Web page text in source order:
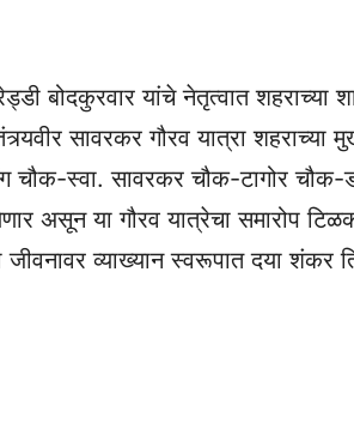
बोदकुरवार यांचे नेतृत्वात शहराच्या
सावरकर गौरव यात्रा शहराच्या
चौक-स्वा. सावरकर चौक-टागोर
असून या गौरव यात्रेचा समारोप
व्याख्यान स्वरूपात दया शंकर